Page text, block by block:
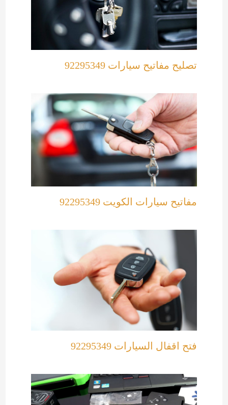
تصليح مفاتيح سيارات 92295349
مفاتيح سيارات الكويت 92295349
فتح اقفال السيارات 92295349